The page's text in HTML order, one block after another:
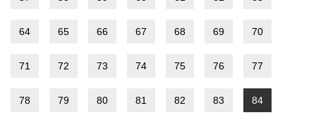
64 65 66 67 68 69 70
71 72 73 74 75 76 77
78 79 80 81 82 83 84